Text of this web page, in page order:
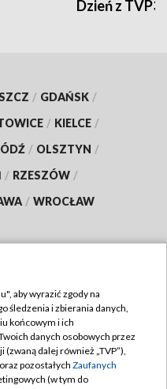
Dzień z TVP3
/ GDAŃSK /
/ KIELCE /
/ OLSZTYN /
/ RZESZÓW /
/ WROCŁAW
TVP
aby wyrazić zgody na
śledzenia i zbierania danych,
końcowym i ich
danych osobowych przez
(zwaną dalej również „TVP”),
oraz pozostałych Zaufanych
(w tym do